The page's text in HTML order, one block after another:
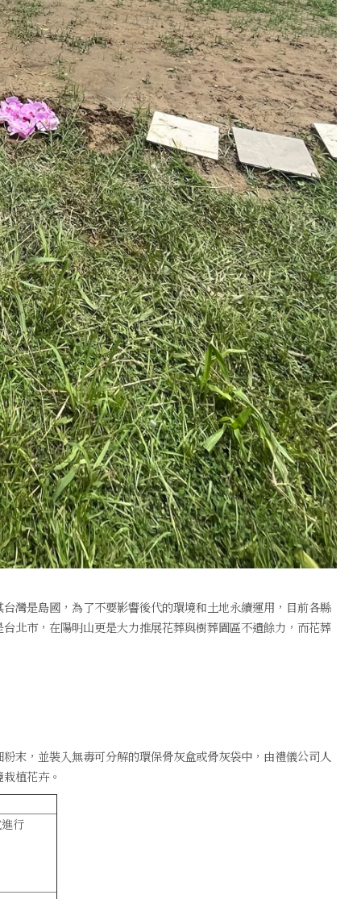
灣是島國，為了不要影響後代的環境和土地永續運用，目前各縣
北市，在陽明山更是大力推展花葬與樹葬園區不遺餘力，而花葬
末，並裝入無毒可分解的環保骨灰盒或骨灰袋中，由禮儀公司人
植花卉。
行